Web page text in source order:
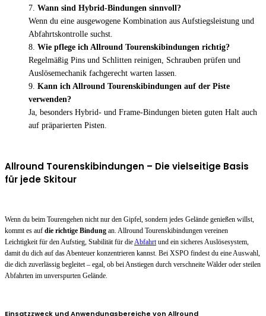
Wann sind Hybrid-Bindungen sinnvoll?
Wenn du eine ausgewogene Kombination aus Aufstiegsleistung und
Abfahrtskontrolle suchst.
Wie pflege ich Allround Tourenskibindungen richtig?
Regelmäßig Pins und Schlitten reinigen, Schrauben prüfen und
Auslösemechanik fachgerecht warten lassen.
Kann ich Allround Tourenskibindungen auf der Piste
verwenden?
Ja, besonders Hybrid- und Frame-Bindungen bieten guten Halt auch
auf präparierten Pisten.
Allround Tourenskibindungen – Die vielseitige Basis
für jede Skitour
Wenn du beim Tourengehen nicht nur den Gipfel, sondern jedes Gelände genießen willst,
kommt es auf die richtige Bindung an. Allround Tourenskibindungen vereinen
Leichtigkeit für den Aufstieg, Stabilität für dieAbfahrtund ein sicheres Auslösesystem,
damit du dich auf das Abenteuer konzentrieren kannst. Bei XSPO findest du eine Auswahl,
die dich zuverlässig begleitet – egal, ob bei Anstiegen durch verschneite Wälder oder steilen
Abfahrten im unverspurten Gelände.
Einsatzzweck und Anwendungsbereiche von Allround